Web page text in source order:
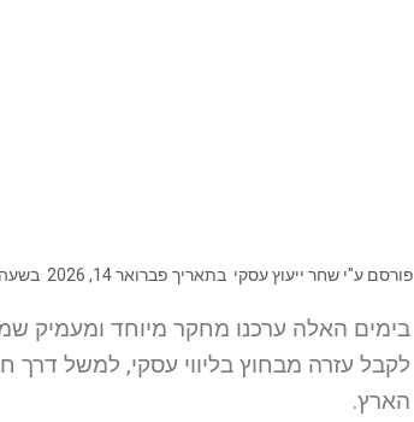
פורסם ע"י שחר ייעוץ עסקי בתאריך פברואר 14, 2026 בשעה
בימים האלה ערכנו מחקר מיוחד ומעמיק
לקבל עזרה מבחוץ בליווי עסקי, למשל דרך
הארץ.